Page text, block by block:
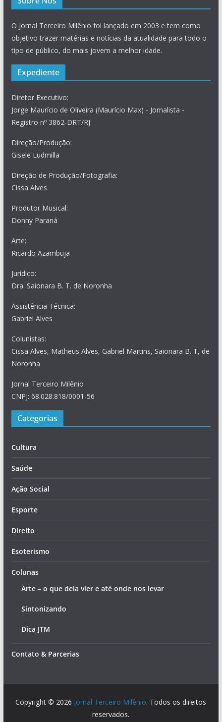
O Jornal Terceiro Milênio foi lançado em 2003 e tem como
objetivo trazer matérias e notícias da atualidade para todo o
tipo de público, do mais jovem a melhor idade.
Expediente
Diretor Executivo:
Jorge Maurício de Oliveira (Maurício Max) - Jornalista -
Registro nº 3862-DRT/RJ
Direção/Produção:
Gisele Ludmilla
Direção de Produção/Fotografia:
Cissa Alves
Produtor Musical:
Donny Paraná
Arte:
Ricardo Azambuja
Jurídico:
Dra. Saionara B. T. de Noronha
Assistência Técnica:
Gabriel Alves
Colunistas:
Cissa Alves, Matheus Alves, Gabriel Martins, Saionara B. T, de
Noronha
Jornal Terceiro Milênio
CNPJ: 68.028.818/0001-56
Categorias
Cultura
Saúde
Ação Social
Esporte
Direito
Esoterismo
Colunas
Arte – o que dela vier e até onde nos levar
Sintonizando
Dica JTM
Contato & Parcerias
Copyright © 2026 Jornal Terceiro Milênio. Todos os direitos
reservados.